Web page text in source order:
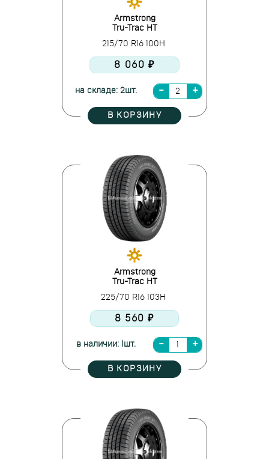
Armstrong
Tru-Trac HT
215/70 R16 100H
8 060 ₽
на складе: 2шт.
В КОРЗИНУ
Armstrong
Tru-Trac HT
225/70 R16 103H
8 560 ₽
в наличии: 1шт.
В КОРЗИНУ